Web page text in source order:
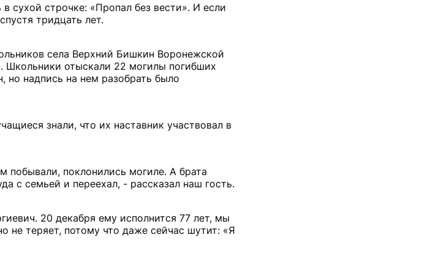
сухой строчке: «Пропал без вести». И если
тридцать лет.
села Верхний Бишкин Воронежской
Школьники отыскали 22 могилы погибших
но надпись на нем разобрать было
знали, что их наставник участвовал в
побывали, поклонились могиле. А брата
с семьей и переехал, - рассказал наш гость.
20 декабря ему исполнится 77 лет, мы
не теряет, потому что даже сейчас шутит: «Я